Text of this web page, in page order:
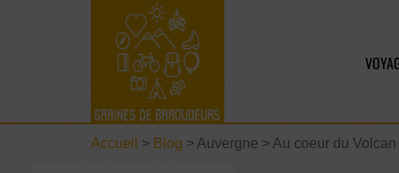
Accueil > Blog > Auvergne > Au coeur du